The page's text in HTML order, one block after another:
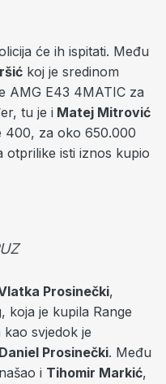
će ih ispitati. Među
koj je sredinom
AMG E43 4MATIC za
tu je i Matej Mitrović
400, za oko 650.000
otprilike isti iznos kupio
Prosinečki,
koja je kupila Range
svjedok je
Prosinečki. Među
i Tihomir Markić,